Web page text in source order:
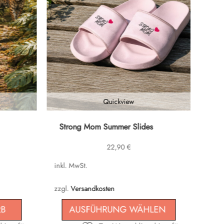
Quickview
Strong Mom Summer Slides
22,90€
inkl. MwSt.
zzgl.Versandkosten
AUSFÜHRUNG WÄHLEN
Dieses
mehrere
auf.
Die
Optionen